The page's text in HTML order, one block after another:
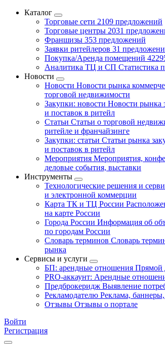
Каталог
Торговые сети 2109 предложений
Торговые центры 2031
Франшизы 353 предложений
Заявки ритейлеров 31
Покупка/Аренда помещений
Аналитика ТЦ и СП Статистика
Новости
Новости Новости рынка
торговой недвижимости
Закупки: новости Новости рынка
и поставок в ритейл
Статьи Статьи о торговой
ритейле и франчайзинге
Закупки: статьи Статьи рынка
и поставок в ритейл
Мероприятия Мероприятия,
деловые события, выставки
Инструменты
Технологические решения и
и электронной коммерции
Карта ТК и ТЦ России
на карте России
Города России Информация об
по городам России
Словарь терминов Словарь
рынка
Сервисы и услуги
БП: арендные отношения Прямой
PRO-аккаунт: Арендные
Предброкеридж Выявление
Рекламодателю Реклама,
Отзывы Отзывы о портале
Войти
Регистрация